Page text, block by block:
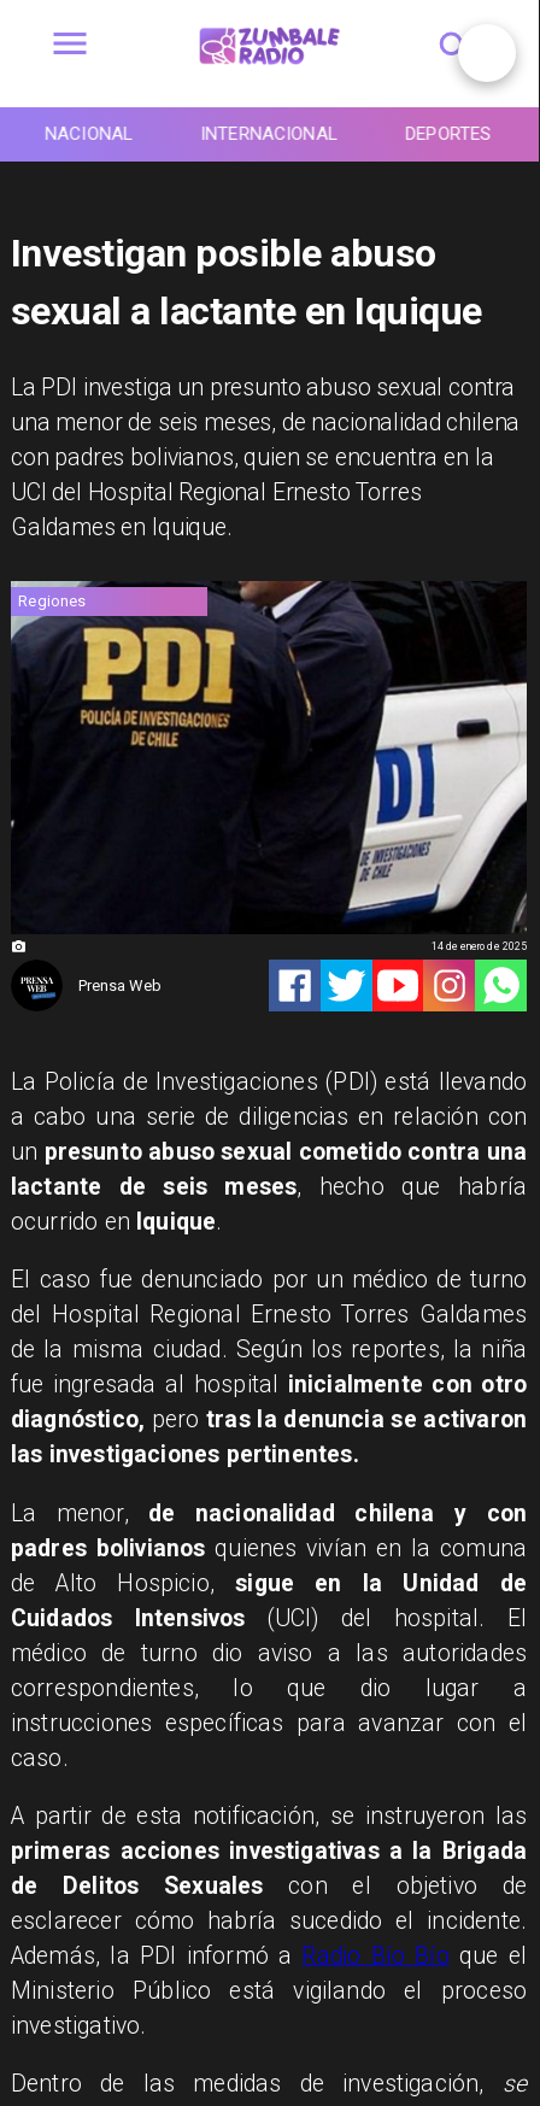
NACIONAL INTERNACIONAL DEPORTES
Investigan posible abuso
sexual a lactante en Iquique
La PDI investiga un presunto abuso sexual contra
una menor de seis meses, de nacionalidad chilena
con padres bolivianos, quien se encuentra en la
UCI del Hospital Regional Ernesto Torres
Galdames en Iquique.
Regiones
Prensa Web
14 de enero de 2025
La Policía de Investigaciones (PDI) está llevando
a cabo una serie de diligencias en relación con
un presunto abuso sexual cometido contra una
lactante de seis meses, hecho que habría
ocurrido en Iquique.
El caso fue denunciado por un médico de turno
del Hospital Regional Ernesto Torres Galdames
de la misma ciudad. Según los reportes, la niña
fue ingresada al hospital inicialmente con otro
diagnóstico, pero tras la denuncia se activaron
las investigaciones pertinentes.
La menor, de nacionalidad chilena y con
padres bolivianos quienes vivían en la comuna
de Alto Hospicio,sigue en la Unidad de
Cuidados Intensivos (UCI) del hospital. El
médico de turno dio aviso a las autoridades
correspondientes, lo que dio lugar a
instrucciones específicas para avanzar con el
caso.
A partir de esta notificación, se instruyeron las
primeras acciones investigativas a la Brigada
de Delitos Sexualescon el objetivo de
esclarecer cómo habría sucedido el incidente.
Además, la PDI informó a Radio Bío Bío que el
Ministerio Público está vigilando el proceso
investigativo.
Dentro de las medidas de investigación, se